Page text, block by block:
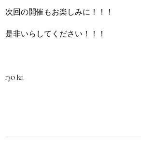
次回の開催もお楽しみに！！！
是非いらしてください！！！
ryo-ka